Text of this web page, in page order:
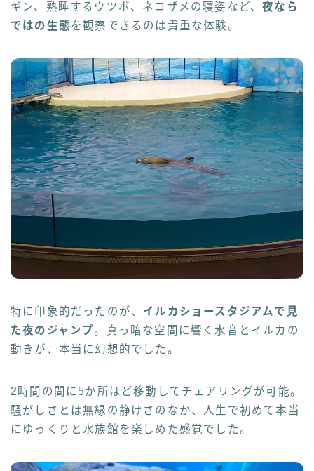
ギン、熟睡するウツボ、ネコザメの寝姿など、夜なら
ではの生態を観察できるのは貴重な体験。
特に印象的だったのが、 イルカショースタジアムで見
た夜のジャンプ。真っ暗な空間に響く水音とイルカの
動きが、本当に幻想的でした。
2時間の間に5か所ほど移動してチェアリングが可能。
騒がしさとは無縁の静けさのなか、人生で初めて本当
にゆっくりと水族館を楽しめた感覚でした。